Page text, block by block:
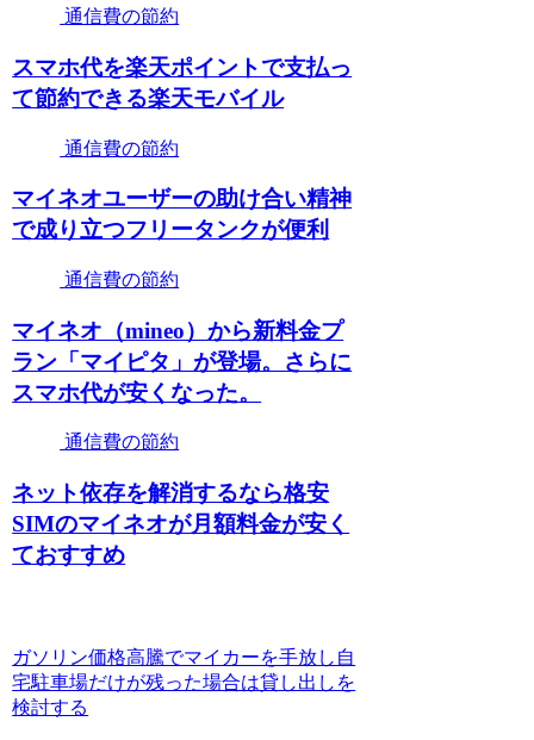
通信費の節約
スマホ代を楽天ポイントで支払っ
て節約できる楽天モバイル
通信費の節約
マイネオユーザーの助け合い精神
で成り立つフリータンクが便利
通信費の節約
マイネオ（mineo）から新料金プ
ラン「マイピタ」が登場。さらに
スマホ代が安くなった。
通信費の節約
ネット依存を解消するなら格安
SIMのマイネオが月額料金が安く
ておすすめ
ガソリン価格高騰でマイカーを手放し自
宅駐車場だけが残った場合は貸し出しを
検討する